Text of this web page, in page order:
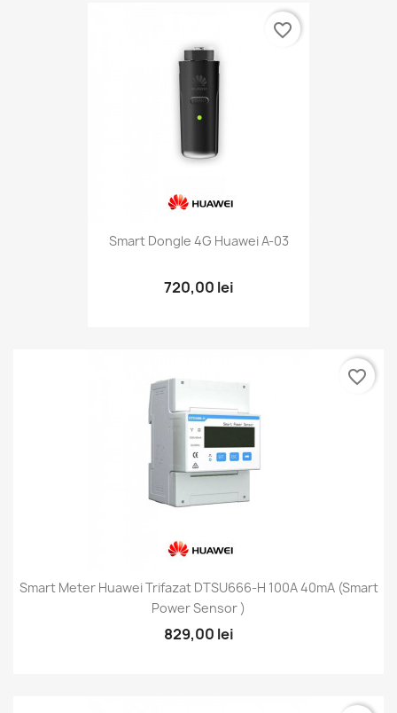
Smart Dongle 4G Huawei A-03
720,00 lei
favorite_border
Smart Meter Huawei Trifazat DTSU666-H 100A 40mA (Smart
Power Sensor )
829,00 lei
favorite_border